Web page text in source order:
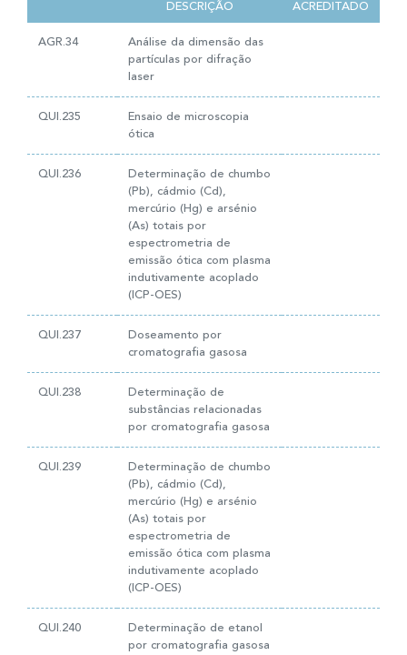
DESCRIÇÃO
ACREDITADO
AGR.34
Análise da dimensão das
partículas por difração
laser
QUI.235
Ensaio de microscopia
ótica
QUI.236
Determinação de chumbo
(Pb), cádmio (Cd),
mercúrio (Hg) e arsénio
(As) totais por
espectrometria de
emissão ótica com plasma
indutivamente acoplado
(ICP-OES)
QUI.237
Doseamento por
cromatografia gasosa
QUI.238
Determinação de
substâncias relacionadas
por cromatografia gasosa
QUI.239
Determinação de chumbo
(Pb), cádmio (Cd),
mercúrio (Hg) e arsénio
(As) totais por
espectrometria de
emissão ótica com plasma
indutivamente acoplado
(ICP-OES)
QUI.240
Determinação de etanol
por cromatografia gasosa